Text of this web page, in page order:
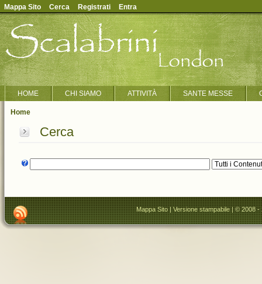
HOME CHI SIAMO ATTIVITÀ SANTE MESSE
Home
Cerca
Mappa Sito|Versione stampabile| © 2008 -
Mappa Sito Cerca Registrati Entra